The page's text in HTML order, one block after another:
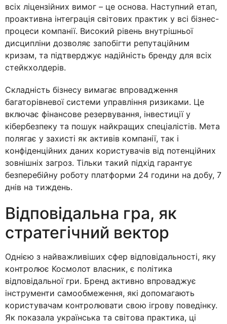
всіх ліцензійних вимог – це основа. Наступний етап,
проактивна інтеграція світових практик у всі бізнес-
процеси компанії. Високий рівень внутрішньої
дисципліни дозволяє запобігти репутаційним
кризам, та підтверджує надійність бренду для всіх
стейкхолдерів.
Складність бізнесу вимагає впровадження
багаторівневої системи управління ризиками. Це
включає фінансове резервування, інвестиції у
кібербезпеку та пошук найкращих спеціалістів. Мета
полягає у захисті як активів компанії, так і
конфіденційних даних користувачів від потенційних
зовнішніх загроз. Тільки такий підхід гарантує
безперебійну роботу платформи 24 години на добу, 7
днів на тиждень.
Відповідальна гра, як
стратегічний вектор
Однією з найважливіших сфер відповідальності, яку
контролює Космолот власник, є політика
відповідальної гри. Бренд активно впроваджує
інструменти самообмеження, які допомагають
користувачам контролювати свою ігрову поведінку.
Як показала українська та світова практика, ці